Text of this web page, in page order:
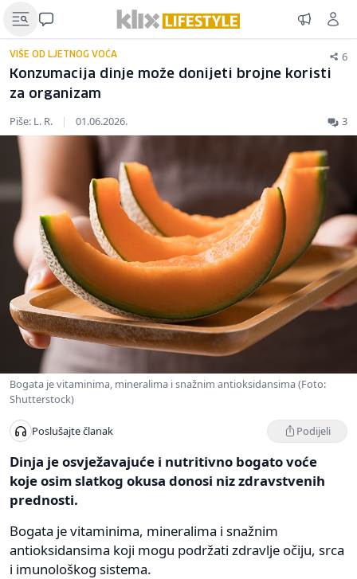
VIŠE OD LJETNOG VOĆA 6
Konzumacija dinje može donijeti brojne koristi
za organizam
Piše: L. R. | 01.06.2026. 3
Bogata je vitaminima, mineralima i snažnim antioksidansima (Foto:
Shutterstock)
Poslušajte članak Podijeli
Dinja je osvježavajuće i nutritivno bogato voće
koje osim slatkog okusa donosi niz zdravstvenih
prednosti.
Bogata je vitaminima, mineralima i snažnim
antioksidansima koji mogu podržati zdravlje očiju, srca
i imunološkog sistema.